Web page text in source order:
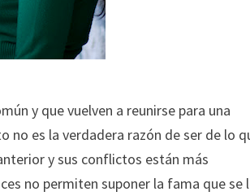
y que vuelven a reunirse para una
no es la verdadera razón de ser de lo
y sus conflictos están más
no permiten suponer la fama que se